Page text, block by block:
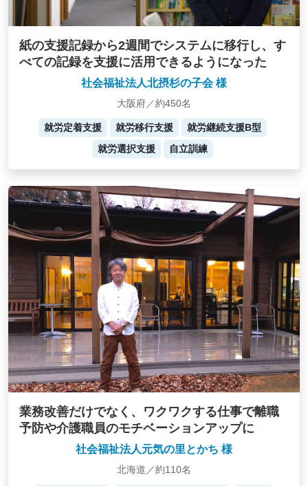
紙の支援記録から2週間でシステムに移行し、す
べての記録を支援に活用できるようになった
社会福祉法人北摂杉の子会 様
大阪府／約450名
就労定着支援 就労移行支援
就労継続支援B型
就労選択支援
自立訓練
業務改善だけでなく、ワクワクする仕事で離職
予防や介護職員のモチベーションアップに
社会福祉法人元気の里とかち 様
北海道／約110名